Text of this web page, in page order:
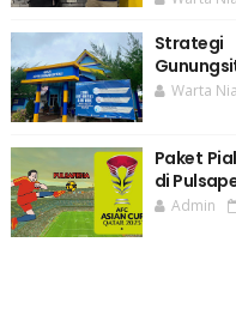
Strategi
Warta
Paket
di
Admin